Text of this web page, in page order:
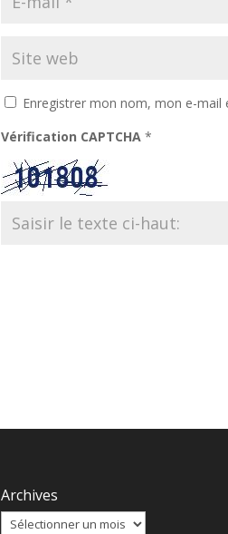
Enregistrer mon nom, mon e-
Vérification CAPTCHA*
Archives